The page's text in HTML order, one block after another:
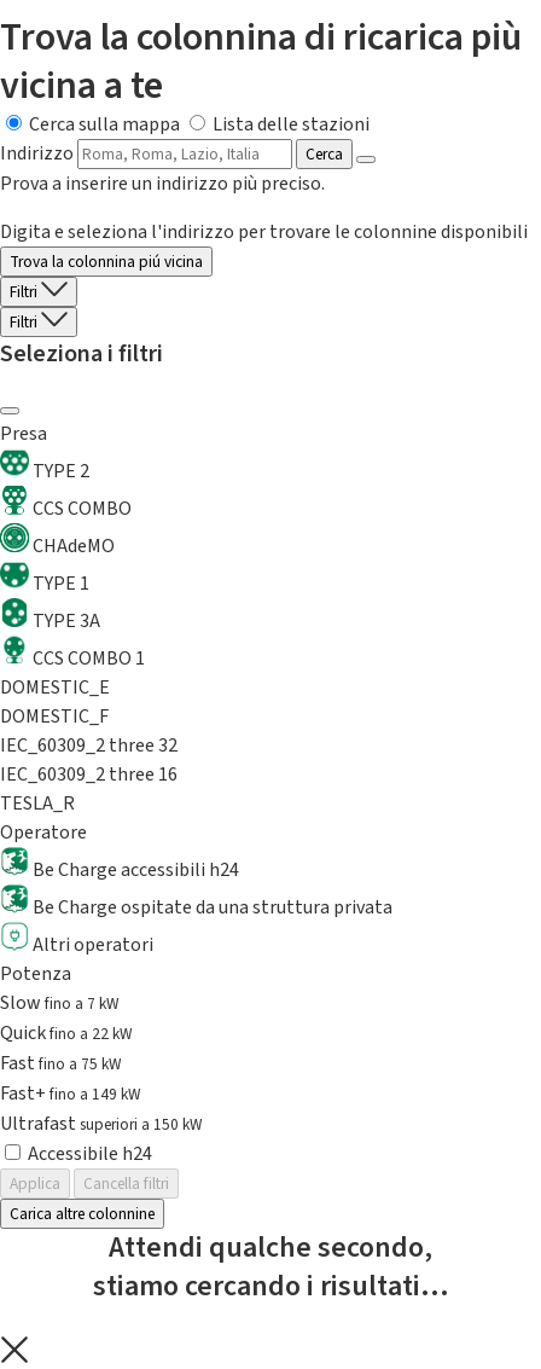
Trova la colonnina di ricarica più
vicina a te
Cerca sulla mappa
Lista delle stazioni
Indirizzo
Cerca
Prova a inserire un indirizzo più preciso.
Digita e seleziona l'indirizzo per trovare le colonnine disponibili
Trova la colonnina piú vicina
Filtri
Filtri
Seleziona i filtri
Presa
TYPE 2
CCS COMBO
CHAdeMO
TYPE 1
TYPE 3A
CCS COMBO 1
DOMESTIC_E
DOMESTIC_F
IEC_60309_2 three 32
IEC_60309_2 three 16
TESLA_R
Operatore
Be Charge accessibili h24
Be Charge ospitate da una struttura privata
Altri operatori
Potenza
Slowfino a 7 kW
Quickfino a 22 kW
Fastfino a 75 kW
Fast+fino a 149 kW
Ultrafast superiori a 150 kW
Accessibile h24
Applica
Cancella filtri
Carica altre colonnine
Attendi qualche secondo,
stiamo cercando i risultati...